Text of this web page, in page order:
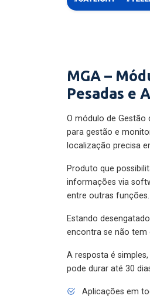
MGA –
Pesadas e
O módulo de
para gestão e
localização precisa
Produto que
informações via
entre outras funções.
Estando
encontra se não
A resposta é
pode durar até 30
Aplicações em